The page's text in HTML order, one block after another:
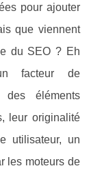
pour ajouter
que viennent
du SEO ? Eh
facteur de
des éléments
leur originalité
utilisateur, un
les moteurs de